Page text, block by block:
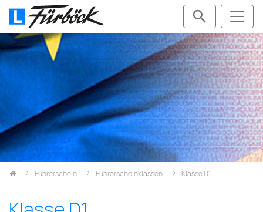
Skip navigation
Führerschein Führerscheinklassen Klasse D1